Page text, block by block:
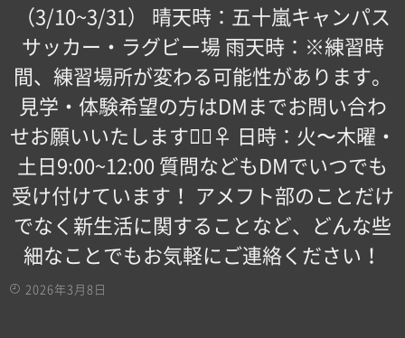
（3/10~3/31） 晴天時：五十嵐キャンパス
サッカー・ラグビー場 雨天時：※練習時
間、練習場所が変わる可能性があります。
見学・体験希望の方はDMまでお問い合わ
せお願いいたします！🏻‍♀️ 日時：火〜木曜・
土日9:00~12:00 質問などもDMでいつでも
受け付けています！ アメフト部のことだけ
でなく新生活に関することなど、どんな些
細なことでもお気軽にご連絡ください！
2026年3月8日